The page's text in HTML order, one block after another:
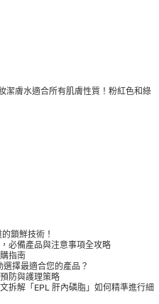
膚水適合所有肌膚性質！粉紅色和綠
鎖鮮技術！
必備產品與注意事項全攻略
指南
擇最適合您的產品？
防與護理策略
拆解「EPL 肝內磷脂」如何精準進行細